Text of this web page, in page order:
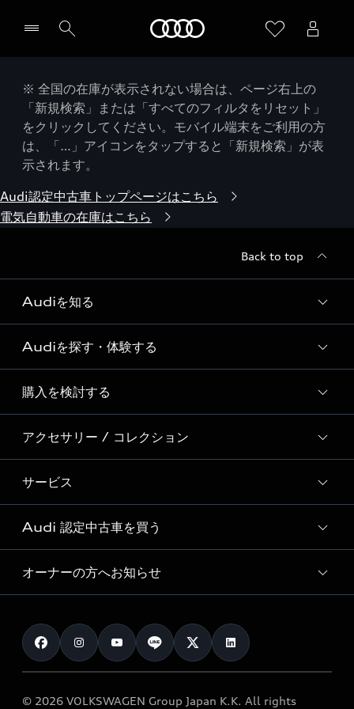
※ 全国の在庫が表示されない場合は、ページ右上の
「新規検索」または「すべてのフィルタをリセット」
をクリックしてください。モバイル端末をご利用の方
は、「…」アイコンをタップすると「新規検索」が表
示されます。
Audi認定中古車トップページはこちら
電気自動車の在庫はこちら
Back to top
Audiを知る
Audi ブランド
Story of Progress
Audi Sport
Formula 1®
デジタルサービス
Audiを探す・体験する
ディーラー検索
新車在庫検索
試乗車・展示車検索
見積り依頼
試乗予約
購入を検討する
モデル一覧
特別仕様モデル / 限定モデル
e-tronラインアップ
価格シミュレーション
車両比較
カタログ一覧
アクセサリー / コレクション
純正アクセサリー
オンラインショップ
Audi collection
アウディナビアプリ
サービス
サービス入庫予約
サービスプログラム
メンテナンス
車検 / 定期点検
e-tronアフターサポート
Audi 認定中古車を買う
Audi認定中古車
クオリティ
保証
メンテナンス
オーナーの方へお知らせ
お知らせ
オーナー様向けキャンペーン
© 2026 VOLKSWAGEN Group Japan K.K. All rights